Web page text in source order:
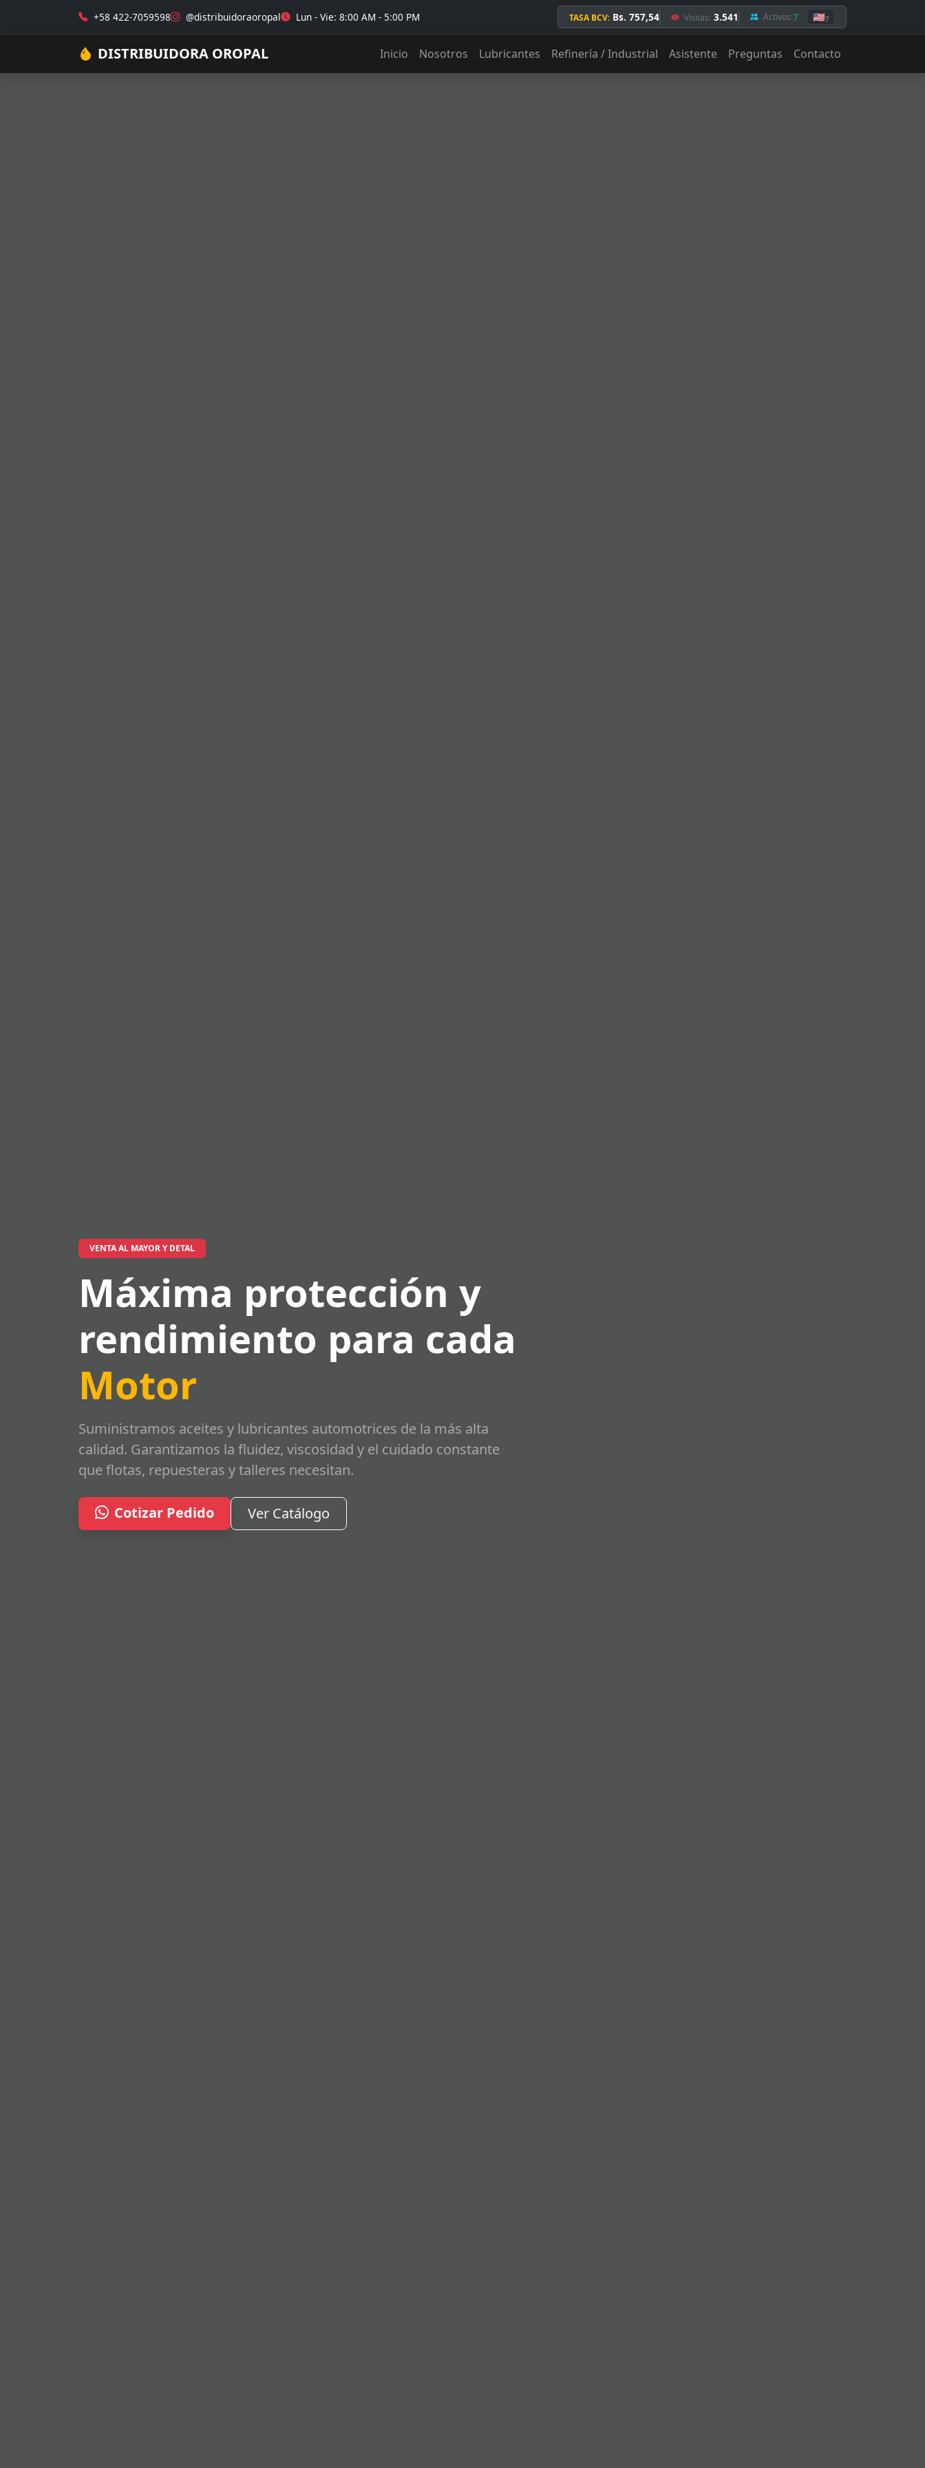
+58 422-7059598 @distribuidoraoropal Lun - Vie: 8:00 AM - 5:00 PM TASA BCV: Bs. 757,54 Visitas: 3.541 Activos:7 🇺🇸7
DISTRIBUIDORA OROPAL Inicio Nosotros Lubricantes Refinería / Industrial Asistente Preguntas Contacto
VENTA AL MAYOR Y DETAL
Máxima protección y
rendimiento para cada
Motor
Suministramos aceites y lubricantes automotrices de la más alta
calidad. Garantizamos la fluidez, viscosidad y el cuidado constante
que flotas, repuesteras y talleres necesitan.
Cotizar Pedido Ver Catálogo